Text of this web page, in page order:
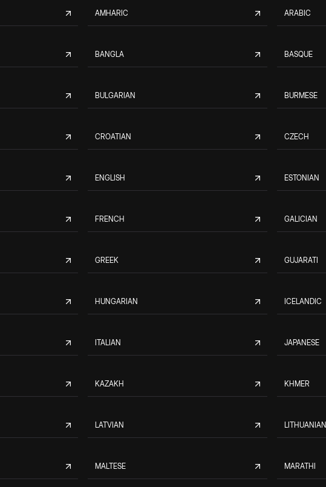
AMHARIC ARABIC
BANGLA BASQUE
BULGARIAN BURMESE
CROATIAN CZECH
ENGLISH ESTONIAN
FRENCH GALICIAN
GREEK GUJARATI
HUNGARIAN ICELANDIC
ITALIAN JAPANESE
KAZAKH KHMER
LATVIAN LITHUANIAN
MALTESE MARATHI